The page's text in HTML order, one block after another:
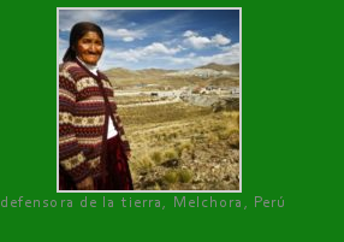
defensora de la tierra, Melchora, Perú